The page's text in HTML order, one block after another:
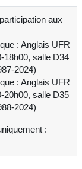
aux
: Anglais UFR
18h00, salle D34
2024)
: Anglais UFR
20h00, salle D35
2024)
: